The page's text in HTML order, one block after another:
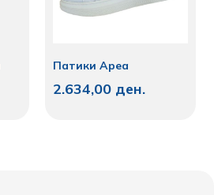
Патики Ареа
2.634,00 ден.